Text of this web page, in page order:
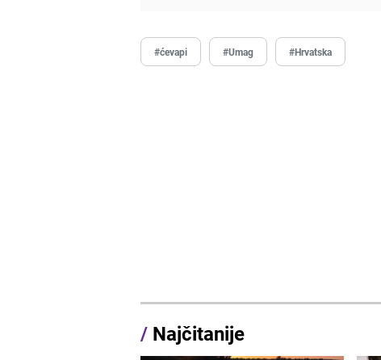
#ćevapi #Umag #Hrvatska
/ Najčitanije